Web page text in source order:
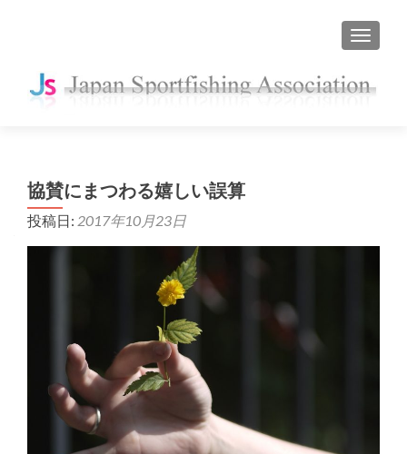
ナビゲ
協賛にまつわる嬉しい誤算
投稿日: 2017年10月23日